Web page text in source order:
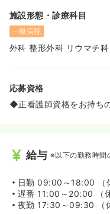
ことができ、長く安定
◆最新設備で負担軽減
しいナースコールシス
動線を削減しています
《家庭とも両立しやす
◆残業もとても少ない
働き方も柔軟に調整可
◆痛みを取るだけでな
ビリにも力を入れてい
回復して在宅復帰をさ
施設形態・診療科目
一般病院
外科 整形外科 リウマチ
応募資格
◆正看護師資格をお持ち
給与 ※以下の勤務時間
日勤 09:00～18:00 （
遅番 11:00～20:00 （
夜勤 17:30～09:30 （